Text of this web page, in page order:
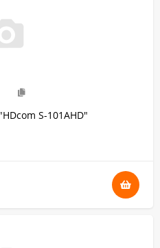
S-101AHD"